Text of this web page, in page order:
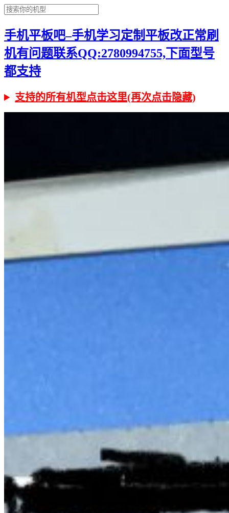
手机平板吧–手机学习定制平板改正常刷
机有问题联系QQ:2780994755,下面型号
都支持
支持的所有机型点击这里(再次点击隐藏)